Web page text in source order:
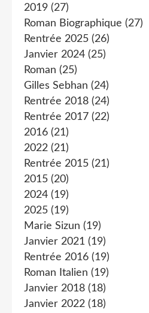
2019 (27)
Roman Biographique (27)
Rentrée 2025 (26)
Janvier 2024 (25)
Roman (25)
Gilles Sebhan (24)
Rentrée 2018 (24)
Rentrée 2017 (22)
2016 (21)
2022 (21)
Rentrée 2015 (21)
2015 (20)
2024 (19)
2025 (19)
Marie Sizun (19)
Janvier 2021 (19)
Rentrée 2016 (19)
Roman Italien (19)
Janvier 2018 (18)
Janvier 2022 (18)